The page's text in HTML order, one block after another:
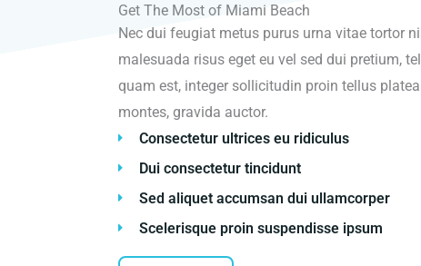
Get The Most of Miami Beach
Nec dui feugiat metus purus urna vitae tortor
malesuada risus eget eu vel sed dui pretium,
quam est, integer sollicitudin proin tellus
montes, gravida auctor.
Consectetur ultrices eu ridiculus
Dui consectetur tincidunt
Sed aliquet accumsan dui ullamcorper
Scelerisque proin suspendisse ipsum